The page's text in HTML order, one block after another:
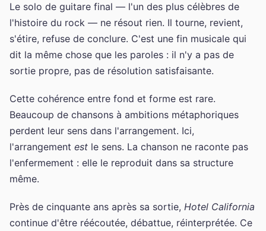
Le solo de guitare final — l'un des plus célèbres de
l'histoire du rock — ne résout rien. Il tourne, revient,
s'étire, refuse de conclure. C'est une fin musicale qui
dit la même chose que les paroles : il n'y a pas de
sortie propre, pas de résolution satisfaisante.
Cette cohérence entre fond et forme est rare.
Beaucoup de chansons à ambitions métaphoriques
perdent leur sens dans l'arrangement. Ici,
l'arrangement est le sens. La chanson ne raconte pas
l'enfermement : elle le reproduit dans sa structure
même.
Près de cinquante ans après sa sortie, Hotel California
continue d'être réécoutée, débattue, réinterprétée. Ce